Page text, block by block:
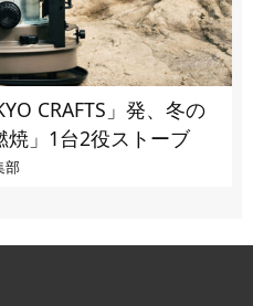
CRAFTS」発、冬の
焼」1台2役ストーブ
部